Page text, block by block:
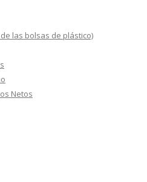
las bolsas de plástico)
Netos